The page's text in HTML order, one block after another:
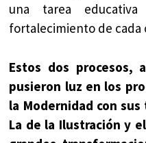
una tarea
fortalecimiento de cada
Estos dos procesos,
pusieron luz en los
la Modernidad con
La de la Ilustración y